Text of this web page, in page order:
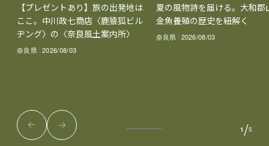
【プレゼントあり】旅の出発地は
ここ。中川政七商店〈鹿猿狐ビル
ヂング〉の〈奈良風土案内所〉
奈良県 2026/08/03
夏の風物詩を届ける。大和郡
金魚養殖の歴史を紐解く
奈良県 2026/08/03
1 /5